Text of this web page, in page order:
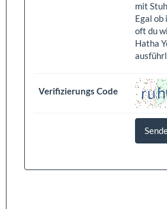
mit
Egal
oft du
Hatha
Verifizierungs Code